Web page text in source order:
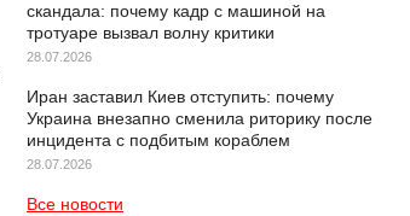
скандала: почему кадр с машиной на
тротуаре вызвал волну критики
28.07.2026
Иран заставил Киев отступить: почему
Украина внезапно сменила риторику после
инцидента с подбитым кораблем
28.07.2026
Все новости